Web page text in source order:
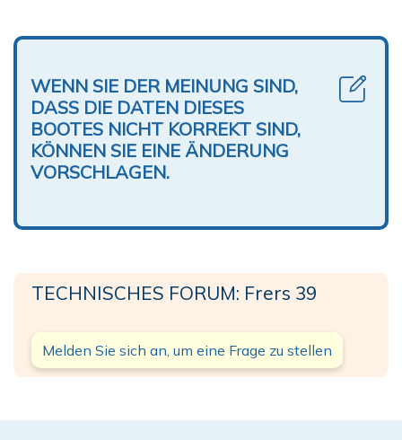
WENN SIE DER MEINUNG SIND,
DASS DIE DATEN DIESES
BOOTES NICHT KORREKT SIND,
KÖNNEN SIE EINE ÄNDERUNG
VORSCHLAGEN.
TECHNISCHES FORUM: Frers 39
Melden Sie sich an, um eine Frage zu stellen